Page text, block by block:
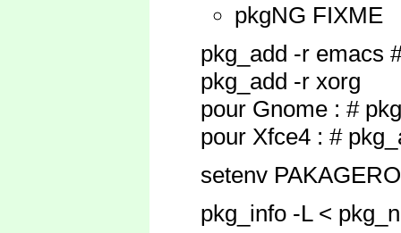
pkgNG FIXME
pkg_add -r emacs
pkg_add -r xorg
pour Gnome : #
pour Xfce4 : #
setenv
pkg_info -L <